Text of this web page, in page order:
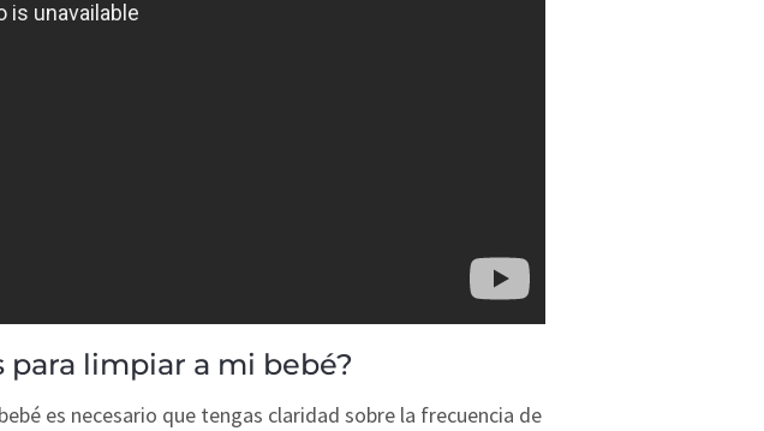
limpiar a mi bebé?
es necesario que tengas claridad sobre la frecuencia de